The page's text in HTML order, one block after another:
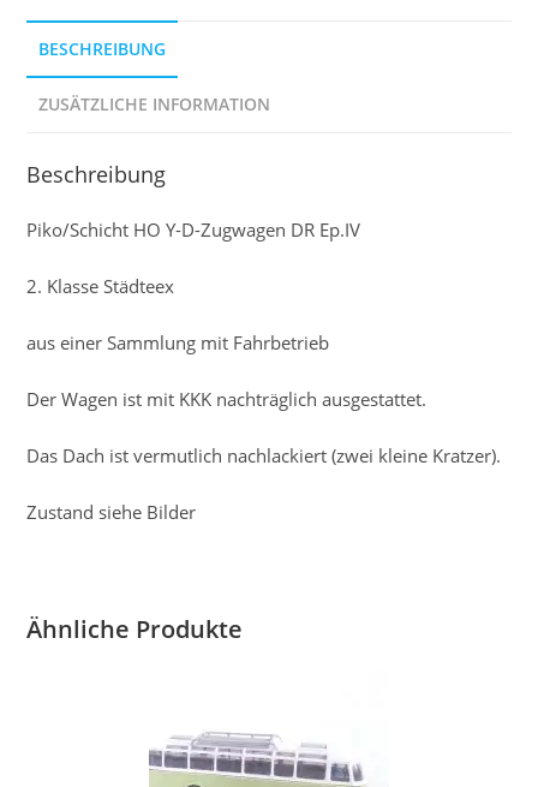
BESCHREIBUNG
ZUSÄTZLICHE INFORMATION
Beschreibung
Piko/Schicht HO Y-D-Zugwagen DR Ep.IV
2. Klasse Städteex
aus einer Sammlung mit Fahrbetrieb
Der Wagen ist mit KKK nachträglich ausgestattet.
Das Dach ist vermutlich nachlackiert (zwei kleine Kratzer).
Zustand siehe Bilder
Ähnliche Produkte